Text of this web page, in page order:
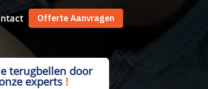
Offerte Aanvragen
terugbellen door
experts !